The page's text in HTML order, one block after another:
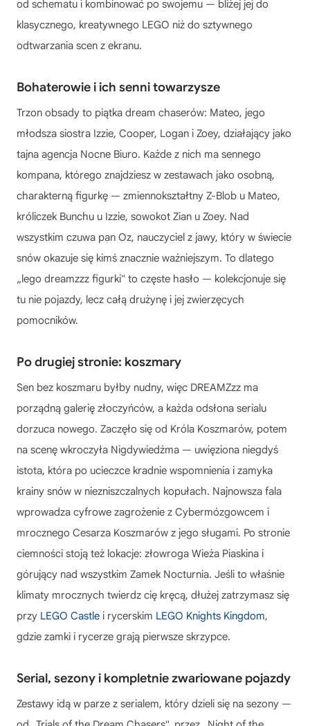
od schematu i kombinować po swojemu — bliżej jej do
klasycznego, kreatywnego LEGO niż do sztywnego
odtwarzania scen z ekranu.
Bohaterowie i ich senni towarzysze
Trzon obsady to piątka dream chaserów: Mateo, jego
młodsza siostra Izzie, Cooper, Logan i Zoey, działający jako
tajna agencja Nocne Biuro. Każde z nich ma sennego
kompana, którego znajdziesz w zestawach jako osobną,
charakterną figurkę — zmiennokształtny Z-Blob u Mateo,
króliczek Bunchu u Izzie, sowokot Zian u Zoey. Nad
wszystkim czuwa pan Oz, nauczyciel z jawy, który w świecie
snów okazuje się kimś znacznie ważniejszym. To dlatego
„lego dreamzzz figurki" to częste hasło — kolekcjonuje się
tu nie pojazdy, lecz całą drużynę i jej zwierzęcych
pomocników.
Po drugiej stronie: koszmary
Sen bez koszmaru byłby nudny, więc DREAMZzz ma
porządną galerię złoczyńców, a każda odsłona serialu
dorzuca nowego. Zaczęło się od Króla Koszmarów, potem
na scenę wkroczyła Nigdywiedźma — uwięziona niegdyś
istota, która po ucieczce kradnie wspomnienia i zamyka
krainy snów w niezniszczalnych kopułach. Najnowsza fala
wprowadza cyfrowe zagrożenie z Cybermózgowcem i
mrocznego Cesarza Koszmarów z jego sługami. Po stronie
ciemności stoją też lokacje: złowroga Wieża Piaskina i
górujący nad wszystkim Zamek Nocturnia. Jeśli to właśnie
klimaty mrocznych twierdz cię kręcą, dłużej zatrzymasz się
przy LEGO Castle i rycerskim LEGO Knights Kingdom,
gdzie zamki i rycerze grają pierwsze skrzypce.
Serial, sezony i kompletnie zwariowane pojazdy
Zestawy idą w parze z serialem, który dzieli się na sezony —